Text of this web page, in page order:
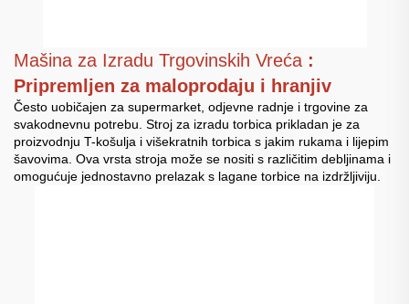
Mašina za Izradu Trgovinskih Vreća :
Pripremljen za maloprodaju i hranjiv
Često uobičajen za supermarket, odjevne radnje i trgovine za
svakodnevnu potrebu. Stroj za izradu torbica prikladan je za
proizvodnju T-košulja i višekratnih torbica s jakim rukama i lijepim
šavovima. Ova vrsta stroja može se nositi s različitim debljinama i
omogućuje jednostavno prelazak s lagane torbice na izdržljiviju.